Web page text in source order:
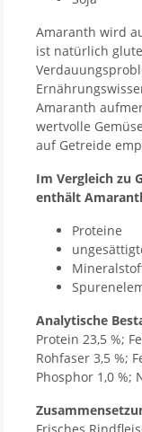
Amaranth wird
ist natürlich
Amaranth
wertvolle
auf Getreide
Im Vergleich zu
enthält
Proteine
Analytische
Protein 23,5 %;
Rohfaser 3,5 %;
Phosphor 1,0 %;